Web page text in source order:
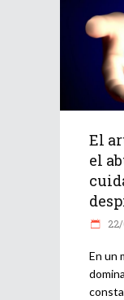
El
el
En un